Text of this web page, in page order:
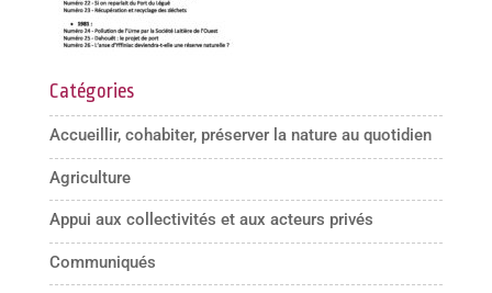
Catégories
Accueillir, cohabiter, préserver la nature au quotidien
Agriculture
Appui aux collectivités et aux acteurs privés
Communiqués